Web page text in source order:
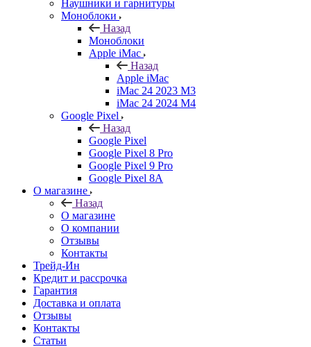
Наушники и гарнитуры
Моноблоки
Назад
Моноблоки
Apple iMac
Назад
Apple iMac
iMac 24 2023 M3
iMac 24 2024 M4
Google Pixel
Назад
Google Pixel
Google Pixel 8 Pro
Google Pixel 9 Pro
Google Pixel 8A
О магазине
Назад
О магазине
О компании
Отзывы
Контакты
Трейд-Ин
Кредит и рассрочка
Гарантия
Доставка и оплата
Отзывы
Контакты
Статьи